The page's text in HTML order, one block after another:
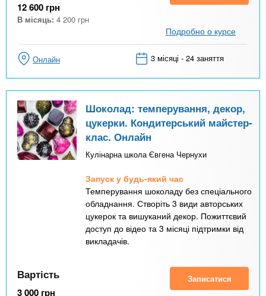
12 600 грн
В місяць: 4 200 грн
Подробно о курсе
Онлайн 3 місяці - 24 заняття
Шоколад: темперування, декор,
цукерки. Кондитерський майстер-
клас. Онлайн
Кулінарна школа Євгена Чернухи
Запуск у будь-який час
Темперування шоколаду без спеціального
обладнання. Створіть 3 види авторських
цукерок та вишуканий декор. Пожиттєвий
доступ до відео та 3 місяці підтримки від
викладачів.
Вартість
3 000 грн
Записатися